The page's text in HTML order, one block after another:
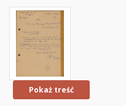
Pokaż treść